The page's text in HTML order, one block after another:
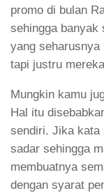
promo di bulan
sehingga banyak
yang seharusnya
tapi justru
Mungkin kamu
Hal itu
sendiri. Jika kata
sadar sehingga
membuatnya
dengan syarat